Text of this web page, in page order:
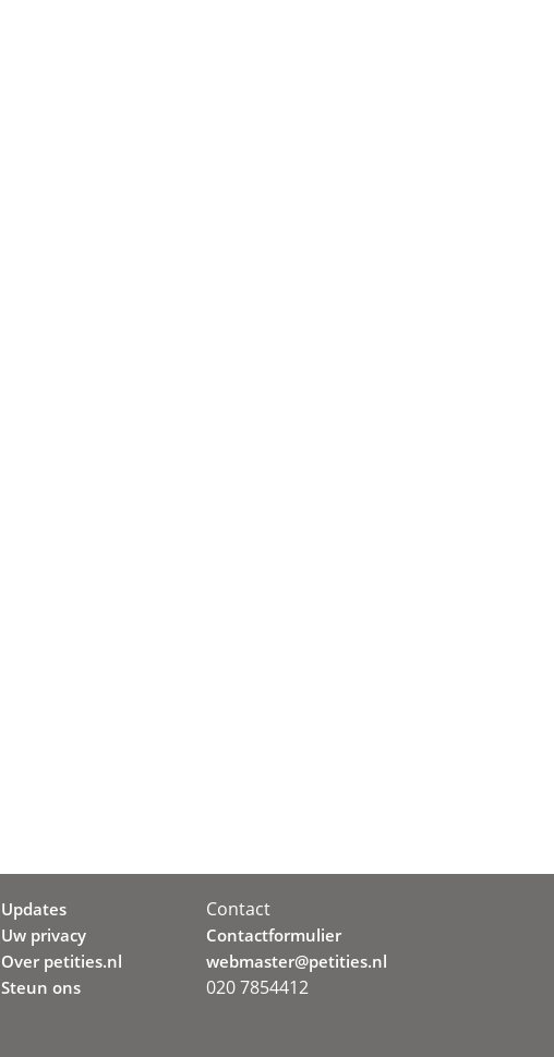
Updates
Uw privacy
Over petities.nl
Steun ons
Contact
Contactformulier
webmaster@petities.nl
020 7854412